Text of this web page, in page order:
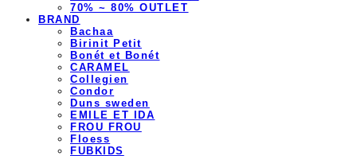
70% ~ 80% OUTLET
BRAND
Bachaa
Birinit Petit
Bonét et Bonét
CARAMEL
Collegien
Condor
Duns sweden
EMILE ET IDA
FROU FROU
Floess
FUBKIDS